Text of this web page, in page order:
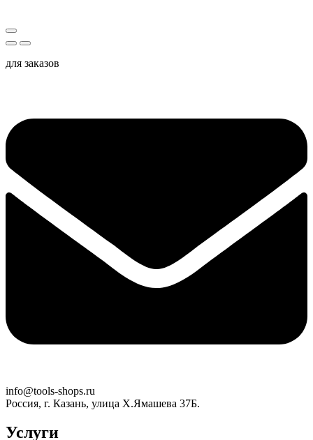
для заказов
info@tools-shops.ru
Россия, г. Казань, улица Х.Ямашева 37Б.
Услуги